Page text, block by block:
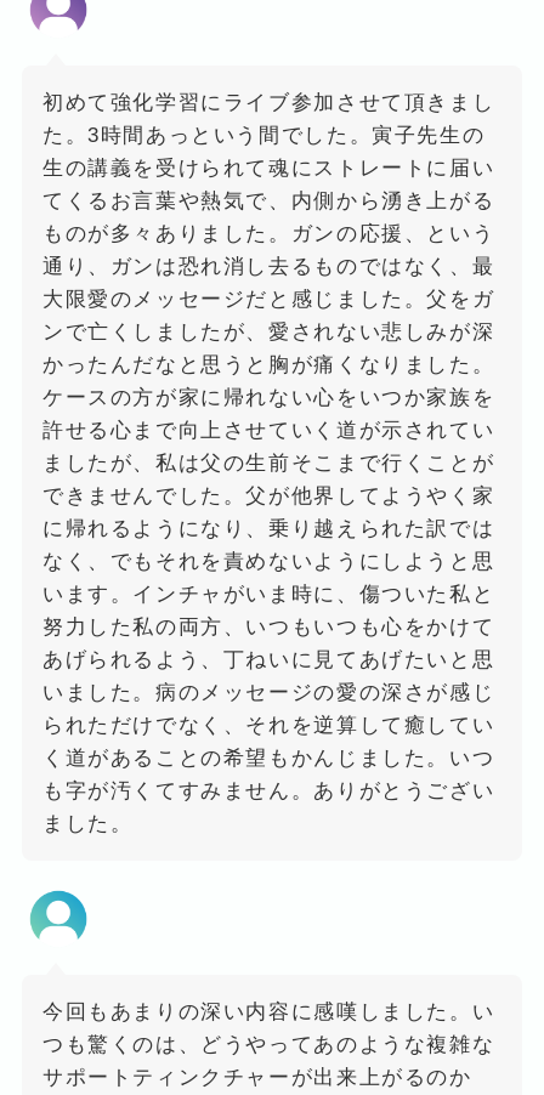
初めて強化学習にライブ参加させて頂きまし
た。3時間あっという間でした。寅子先生の
生の講義を受けられて魂にストレートに届い
てくるお言葉や熱気で、内側から湧き上がる
ものが多々ありました。ガンの応援、という
通り、ガンは恐れ消し去るものではなく、最
大限愛のメッセージだと感じました。父をガ
ンで亡くしましたが、愛されない悲しみが深
かったんだなと思うと胸が痛くなりました。
ケースの方が家に帰れない心をいつか家族を
許せる心まで向上させていく道が示されてい
ましたが、私は父の生前そこまで行くことが
できませんでした。父が他界してようやく家
に帰れるようになり、乗り越えられた訳では
なく、でもそれを責めないようにしようと思
います。インチャがいま時に、傷ついた私と
努力した私の両方、いつもいつも心をかけて
あげられるよう、丁ねいに見てあげたいと思
いました。病のメッセージの愛の深さが感じ
られただけでなく、それを逆算して癒してい
く道があることの希望もかんじました。いつ
も字が汚くてすみません。ありがとうござい
ました。
今回もあまりの深い内容に感嘆しました。い
つも驚くのは、どうやってあのような複雑な
サポートティンクチャーが出来上がるのか